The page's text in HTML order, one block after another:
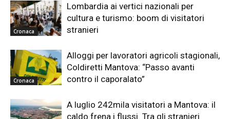
Cronaca
Lombardia ai vertici nazionali per
cultura e turismo: boom di visitatori
stranieri
Cronaca
Alloggi per lavoratori agricoli stagionali,
Coldiretti Mantova: “Passo avanti
contro il caporalato”
A luglio 242mila visitatori a Mantova: il
caldo frena i flussi. Tra gli stranieri